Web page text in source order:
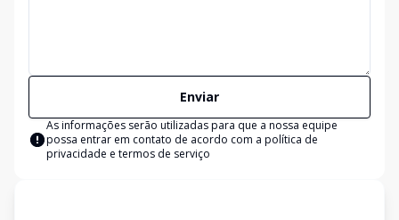
Enviar
As informações serão utilizadas para que a nossa equipe
possa entrar em contato de acordo com a política de
privacidade e termos de serviço